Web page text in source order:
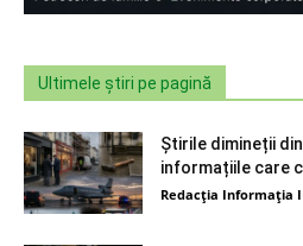
Ultimele știri pe pagină
Știrile dimineții
informațiile care
Redacția Informația